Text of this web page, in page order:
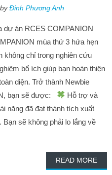
byĐinh Phương Anh
dự án RCES COMPANION
mùa thứ 3 hứa hẹn
không chỉ trong nghiên cứu
bổ ích giúp bạn hoàn thiện
diện. Trở thành Newbie
bạn sẽ được:
Hỗ trợ và
năng đã đạt thành tích xuất
sẽ không phải lo lắng về
READ MORE